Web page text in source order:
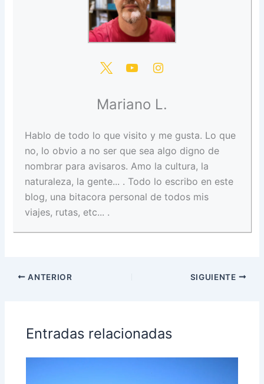
Mariano L.
Hablo de todo lo que visito y me gusta. Lo que
no, lo obvio a no ser que sea algo digno de
nombrar para avisaros. Amo la cultura, la
naturaleza, la gente... . Todo lo escribo en este
blog, una bitacora personal de todos mis
viajes, rutas, etc... .
ANTERIOR SIGUIENTE
Entradas relacionadas